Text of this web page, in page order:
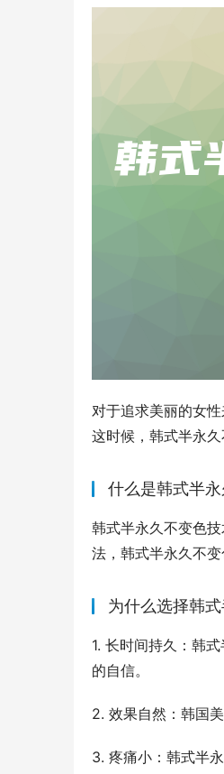
对于追求美丽的女
这时候，韩式半永
什么是韩式半
韩式半永久不变色
法，韩式半永久不
为什么选择韩
1. 长时间持久：韩
的自信。
2. 效果自然：韩国
3. 疼痛小：韩式半